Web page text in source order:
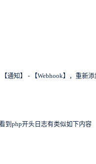
通知】 - 【Webhook】，重新
到php开头日志有类似如下内容